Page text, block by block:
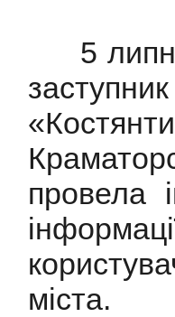
5
провела
міста.